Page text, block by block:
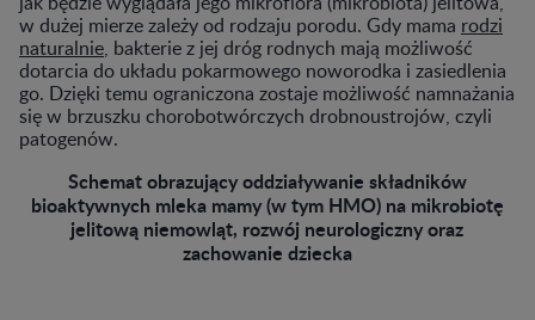
w dużej mierze zależy od rodzaju porodu. Gdy mama rodzi
naturalnie, bakterie z jej dróg rodnych mają możliwość
dotarcia do układu pokarmowego noworodka i zasiedlenia
go. Dzięki temu ograniczona zostaje możliwość namnażania
się w brzuszku chorobotwórczych drobnoustrojów, czyli
patogenów.
Schemat obrazujący oddziaływanie składników
bioaktywnych mleka mamy (w tym HMO) na mikrobiotę
jelitową niemowląt, rozwój neurologiczny oraz
zachowanie dziecka